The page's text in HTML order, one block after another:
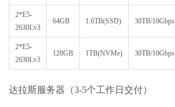
2*E5-
2630Lv3
64GB 1.6TB(SSD) 30TB/10Gbps
2*E5-
2630Lv3
128GB 1TB(NVMe) 30TB/10Gbps
达拉斯服务器（3-5个工作日交付）